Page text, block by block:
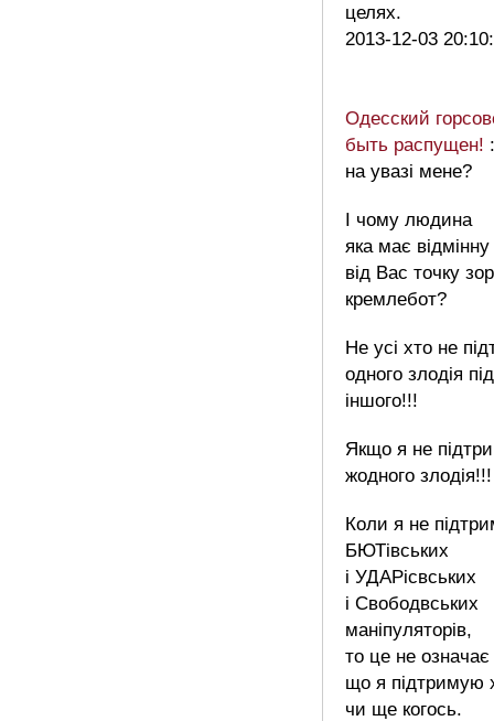
целях.
2013-12-03
Одесский
быть распущен!
на увазі мене?
І чому людина
яка має відмінну
від Вас точку
кремлебот?
Не усі хто не
одного злодія
іншого!!!
Якщо я не
жодного злодія!!!
Коли я не
БЮТівських
i УДАРiсвських
i Свободвських
маніпуляторів,
то це не означає
що я підтримую
чи ще когось.